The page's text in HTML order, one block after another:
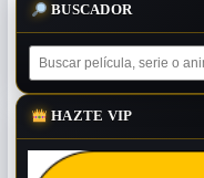
BUSCADOR
HAZTE VIP